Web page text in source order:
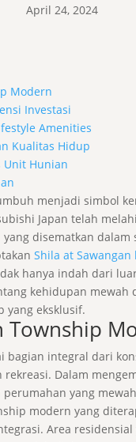
April 24, 2024
Modern
Investasi
Amenities
Kualitas Hidup
Unit Hunian
menjadi simbol
Japan telah
disematkan
Shila at
hanya indah dari
kehidupan
yang eksklusif.
Township
bagian integral dari
Dalam
yang
modern yang
Area